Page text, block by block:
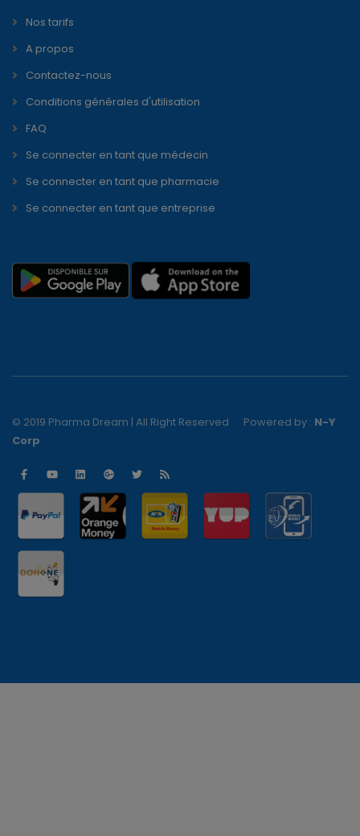
Nos tarifs
A propos
Contactez-nous
Conditions générales d'utilisation
FAQ
Se connecter en tant que médecin
Se connecter en tant que pharmacie
Se connecter en tant que entreprise
© 2019 Pharma Dream | All Right Reserved Powered by : N-Y
Corp